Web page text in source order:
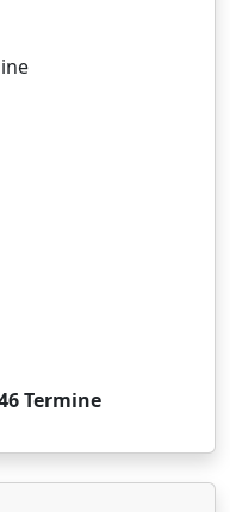
Termine